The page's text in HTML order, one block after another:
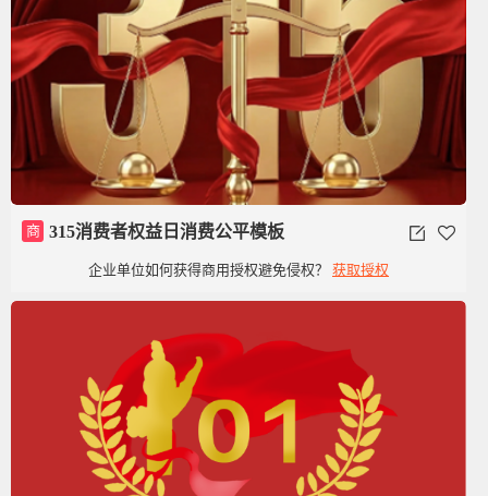
商 315消费者权益日消费公平模板
企业单位如何获得商用授权避免侵权？ 获取授权